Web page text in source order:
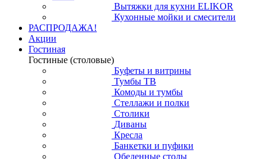
Вытяжки для кухни ELIKOR
Кухонные мойки и смесители
РАСПРОДАЖА!
Акции
Гостиная
Гостиные (столовые)
Буфеты и витрины
Тумбы ТВ
Комоды и тумбы
Стеллажи и полки
Столики
Диваны
Кресла
Банкетки и пуфики
Обеденные столы